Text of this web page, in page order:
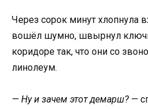
Через сорок минут хлопнула
вошёл шумно, швырнул
коридоре так, что они со
линолеум.
— Ну и зачем этот демарш? —